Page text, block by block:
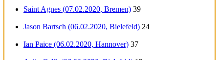
Saint Agnes (07.02.2020, Bremen) 39
Jason Bartsch (06.02.2020, Bielefeld) 24
Ian Paice (06.02.2020, Hannover) 37